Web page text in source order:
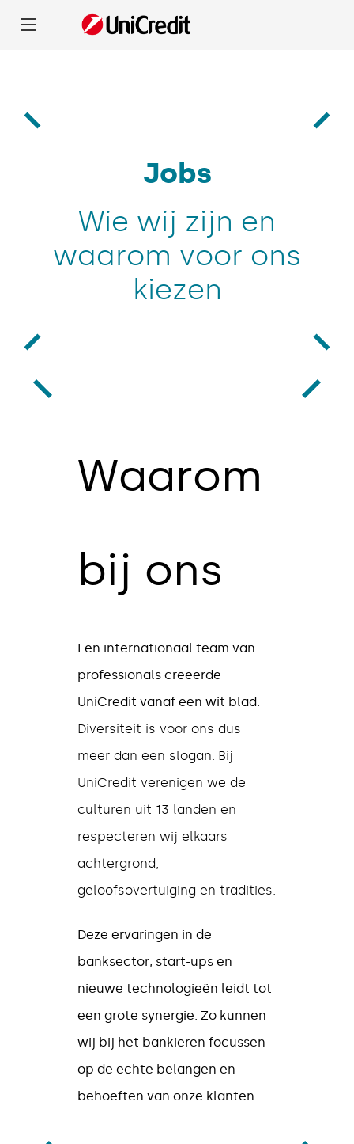
Menu
Jobs
Wie wij zijn en
waarom voor ons
kiezen
Waarom
bij ons
Een internationaal team van
professionals creëerde
UniCredit vanaf een wit blad.
Diversiteit is voor ons dus
meer dan een slogan. Bij
UniCredit verenigen we de
culturen uit 13 landen en
respecteren wij elkaars
achtergrond,
geloofsovertuiging en tradities.
Deze ervaringen in de
banksector, start-ups en
nieuwe technologieën leidt tot
een grote synergie. Zo kunnen
wij bij het bankieren focussen
op de echte belangen en
behoeften van onze klanten.